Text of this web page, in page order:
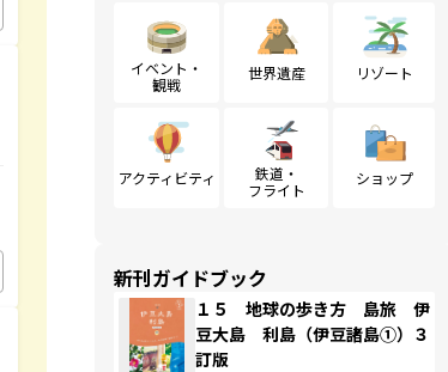
イベント・
観戦
世界遺産 リゾート
アクティビティ
鉄道・
フライト
ショップ
新刊ガイドブック
１５ 地球の歩き方 島旅 伊
豆大島 利島（伊豆諸島①）３
訂版